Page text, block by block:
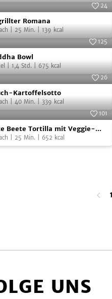
Sebastian Happe SinémusNeunZehn
Verlag
24
Romana
| 25 Min.| 139 kcal
125
Bowl
1,4 Std.| 675 kcal
Sebastian Happe SinémusNeunZehn
Verlag
26
Kartoffelsotto
| 40 Min.| 339 kcal
Foto:
101
Beete Tortilla mit Veggie-
Salat und frischen Sprossen
25 Min. 652 kcal
1
UNS